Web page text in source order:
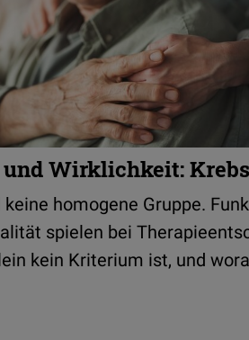
Wirklichkeit:
homogene Gruppe.
spielen bei
kein Kriterium ist, und